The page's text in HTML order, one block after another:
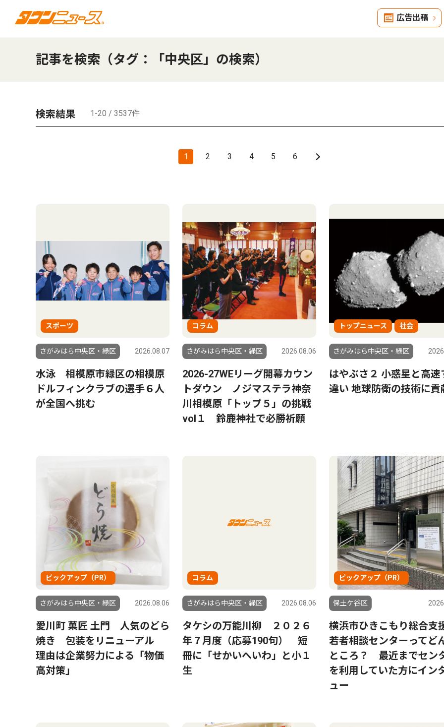
広告出稿
記事を検索（タグ：「中央区」の検索）
検索結果 1-20 / 3537件
1 2 3 4 5 6
スポーツ
さがみはら中央区・緑区 2026.08.07
水泳 相模原市緑区の相模原
ドルフィンクラブの選手６人
が全国へ挑む
コラム
さがみはら中央区・緑区 2026.08.06
2026-27WEリーグ開幕カウン
トダウン ノジマステラ神奈
川相模原「トップ５」の挑戦
vol１ 鈴鹿神社で必勝祈願
トップニュース 社会
さがみはら中央区・緑区
はやぶさ２ 小惑星と高速
違い 地球防衛の技術に貢
ピックアップ（PR）
さがみはら中央区・緑区 2026.08.06
愛川町 菓匠 土門 人気のどら
焼き 包装をリニューアル
理由は企業努力による「物価
高対策」
コラム
さがみはら中央区・緑区 2026.08.06
タケシの万能川柳 ２０２６
年７月度（応募190句） 短
冊に「せかいへいわ」と小１
生
ピックアップ（PR）
保土ケ谷区
横浜市ひきこもり総合支
若者相談センターってど
ところ？ 最近までセン
を利用していた方にイン
ュー